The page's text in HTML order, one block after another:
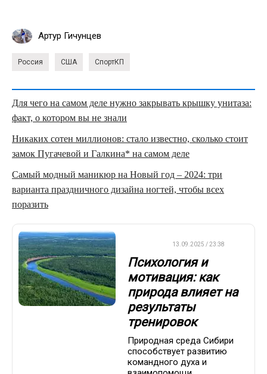
Артур Гичунцев
Россия США СпортКП
Для чего на самом деле нужно закрывать крышку унитаза:
факт, о котором вы не знали
Никаких сотен миллионов: стало известно, сколько стоит
замок Пугачевой и Галкина* на самом деле
Самый модный маникюр на Новый год – 2024: три
варианта праздничного дизайна ногтей, чтобы всех
поразить
13.09.2025 / 23:38
Психология и
мотивация: как
природа влияет на
результаты
тренировок
Природная среда Сибири
способствует развитию
командного духа и